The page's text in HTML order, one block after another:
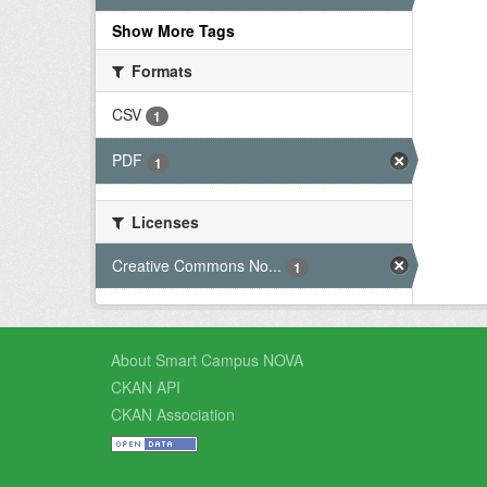
Show More Tags
Formats
CSV
1
PDF 1
Licenses
Creative Commons No...
1
About Smart Campus NOVA
CKAN API
CKAN Association